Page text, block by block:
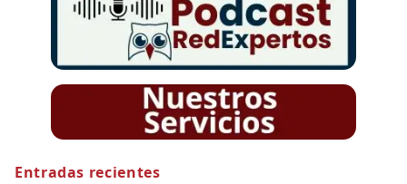
Entradas recientes